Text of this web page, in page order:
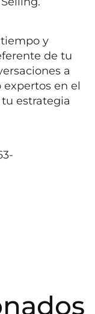
y
de tu
a
expertos en el
estrategia